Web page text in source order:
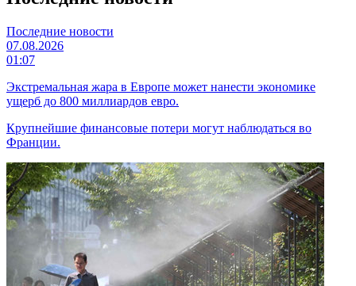
Последние новости
07.08.2026
01:07
Экстремальная жара в Европе может нанести экономике
ущерб до 800 миллиардов евро.
Крупнейшие финансовые потери могут наблюдаться во
Франции.